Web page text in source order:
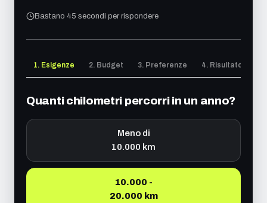
Bastano 45 secondi per rispondere
1. Esigenze 2. Budget 3. Preferenze 4. Risultato
Quanti chilometri percorri in un anno?
Meno di
10.000 km
10.000 -
20.000 km